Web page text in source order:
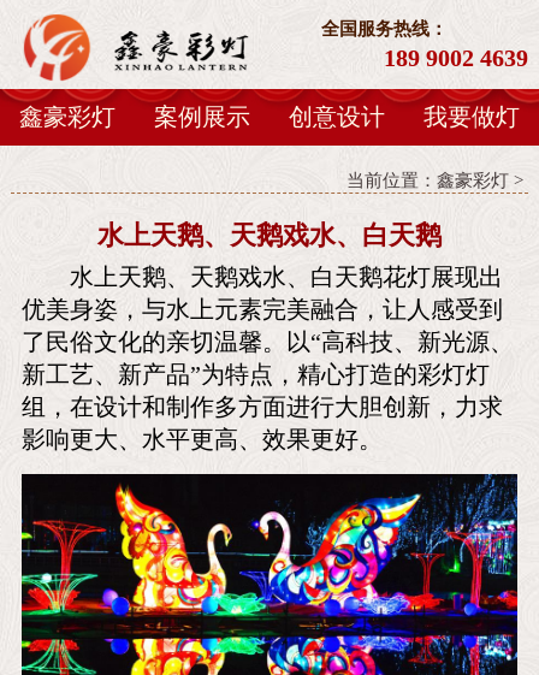
全国服务热线：
189 9002 4639
鑫豪彩灯 案例展示 创意设计 我要做灯
当前位置：鑫豪彩灯 >
水上天鹅、天鹅戏水、白天鹅
水上天鹅、天鹅戏水、白天鹅花灯展现出
优美身姿，与水上元素完美融合，让人感受到
了民俗文化的亲切温馨。以“高科技、新光源、
新工艺、新产品”为特点，精心打造的彩灯灯
组，在设计和制作多方面进行大胆创新，力求
影响更大、水平更高、效果更好。